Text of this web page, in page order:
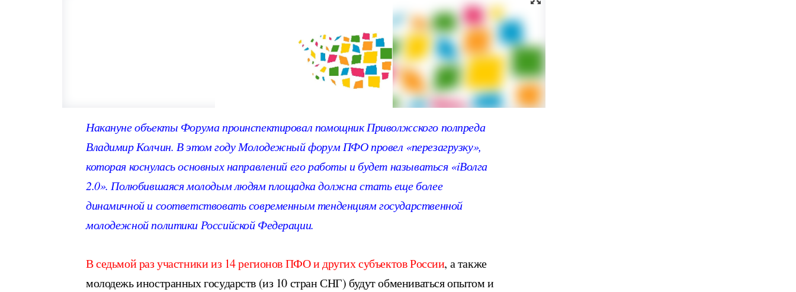
Накануне объекты Форума проинспектировал помощник Приволжского полпреда
Владимир Колчин. В этом году Молодежный форум ПФО провел «перезагрузку»,
которая коснулась основных направлений его работы и будет называться «iВолга
2.0». Полюбившаяся молодым людям площадка должна стать еще более
динамичной и соответствовать современным тенденциям государственной
молодежной политики Российской Федерации.
В седьмой раз участники из 14 регионов ПФО и других субъектов России, а также
молодежь иностранных государств (из 10 стран СНГ) будут обмениваться опытом и